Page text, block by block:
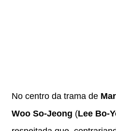
No centro da trama de
Woo So-Jeong (Lee Bo-